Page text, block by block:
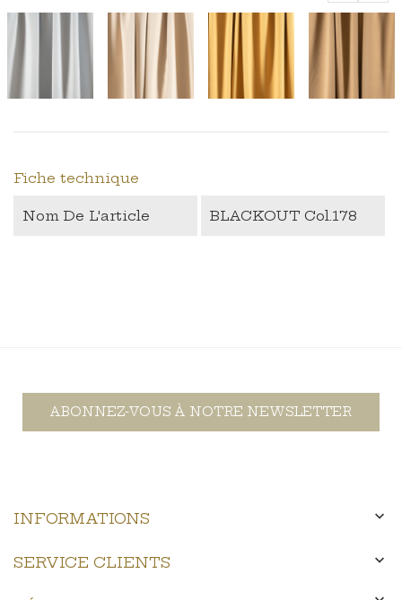
‹ ›
Fiche technique
Nom De L'article BLACKOUT Col.178
ABONNEZ-VOUS À NOTRE NEWSLETTER
INFORMATIONS 
SERVICE CLIENTS 